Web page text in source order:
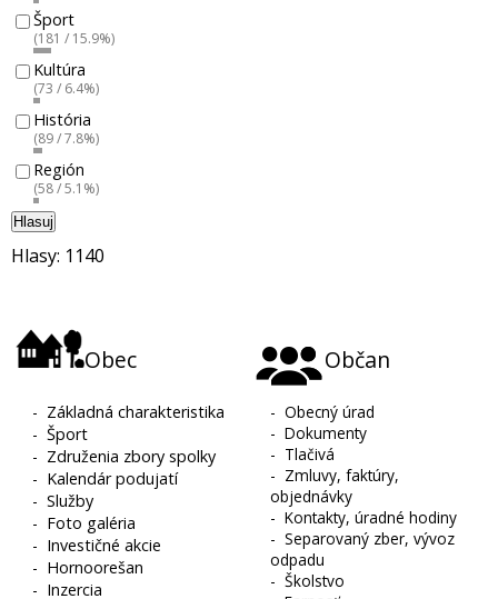
Šport
(181 / 15.9%)
Kultúra
(73 / 6.4%)
História
(89 / 7.8%)
Región
(58 / 5.1%)
Hlasuj
Hlasy: 1140
Obec
- Základná charakteristika
-Šport
- Združenia zbory spolky
- Kalendár podujatí
-Služby
- Foto galéria
- Investičné akcie
- Hornoorešan
- Inzercia
Občan
-Obecný úrad
-Dokumenty
- Tlačivá
- Zmluvy, faktúry,
objednávky
-Kontakty, úradné hodiny
-Separovaný zber, vývoz
odpadu
-Školstvo